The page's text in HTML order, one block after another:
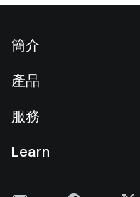
簡介
新聞中心
產品
現貨交易
服務
Learn